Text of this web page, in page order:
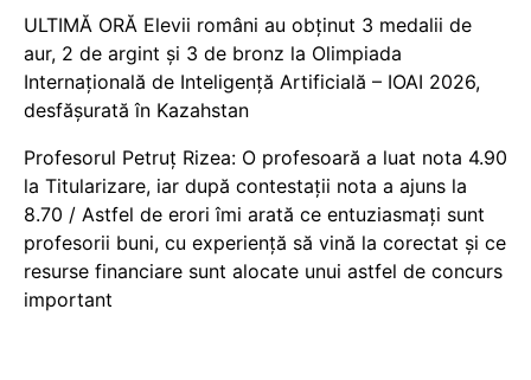
ULTIMĂ ORĂ Elevii români au obținut 3 medalii de
aur, 2 de argint și 3 de bronz la Olimpiada
Internațională de Inteligență Artificială – IOAI 2026,
desfășurată în Kazahstan
Profesorul Petruț Rizea: O profesoară a luat nota 4.90
la Titularizare, iar după contestații nota a ajuns la
8.70 / Astfel de erori îmi arată ce entuziasmați sunt
profesorii buni, cu experiență să vină la corectat și ce
resurse financiare sunt alocate unui astfel de concurs
important